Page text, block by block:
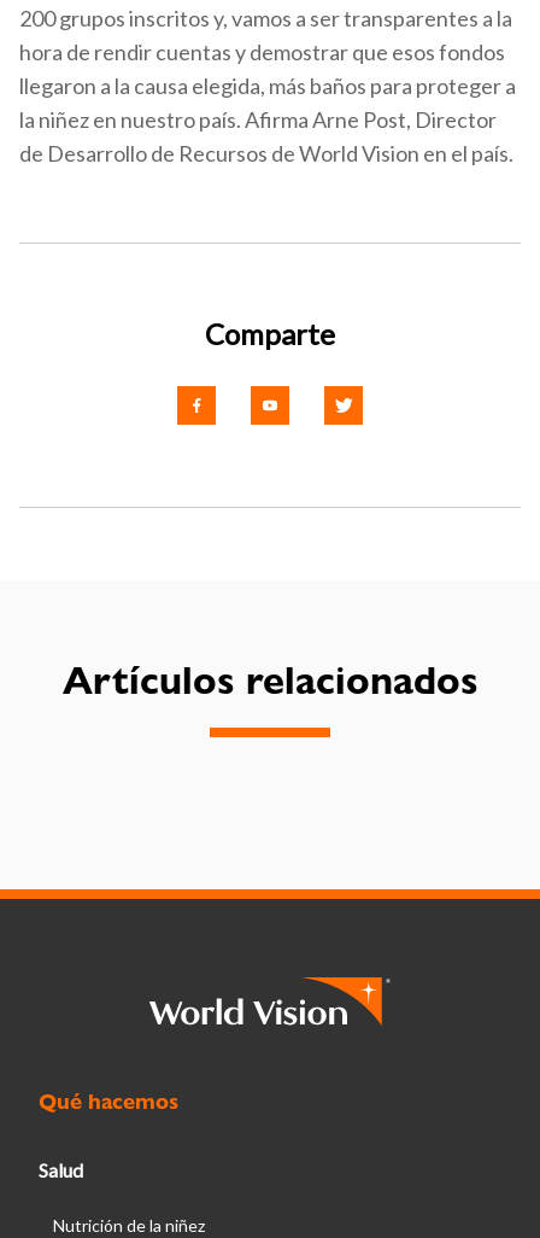
200 grupos inscritos y, vamos a ser transparentes a la
hora de rendir cuentas y demostrar que esos fondos
llegaron a la causa elegida, más baños para proteger a
la niñez en nuestro país. Afirma Arne Post, Director
de Desarrollo de Recursos de World Vision en el país.
Comparte
Artículos relacionados
Qué hacemos
Salud
Nutrición de la niñez